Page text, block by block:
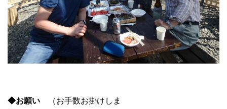
◆お願い （お手数お掛けしま